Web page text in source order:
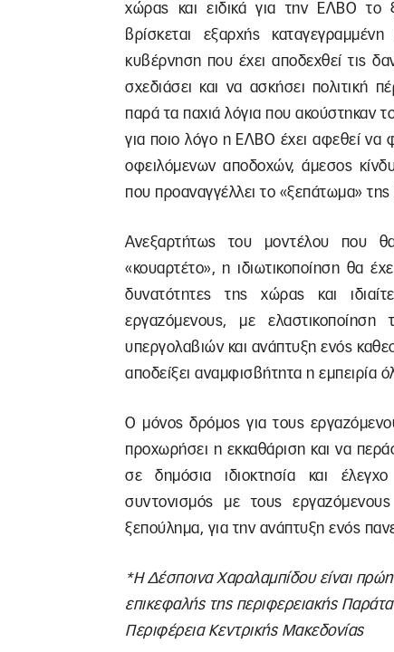
χώρας και ειδικά για την ΕΛΒΟ
βρίσκεται εξαρχής
κυβέρνηση που έχει αποδεχθεί τις
σχεδιάσει και να ασκήσει πολιτική
παρά τα παχιά λόγια που ακούστηκαν
για ποιο λόγο η ΕΛΒΟ έχει αφεθεί να
οφειλόμενων αποδοχών, άμεσος
που προαναγγέλλει το «ξεπάτωμα» της
Ανεξαρτήτως του μοντέλου που
«κουαρτέτο», η ιδιωτικοποίηση θα
δυνατότητες της χώρας και
εργαζόμενους, με
υπεργολαβιών και ανάπτυξη ενός
αποδείξει αναμφισβήτητα η εμπειρία
Ο μόνος δρόμος για τους
προχωρήσει η εκκαθάριση και να
σε δημόσια ιδιοκτησία και
συντονισμός με τους
ξεπούλημα, για την ανάπτυξη ενός
*Η Δέσποινα Χαραλαμπίδου είναι
επικεφαλής της περιφερειακής
Περιφέρεια Κεντρικής Μακεδονίας